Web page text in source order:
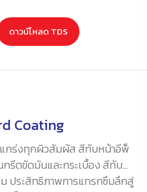
สีใส ประสิทธิภาพการแทรกซึม
ที่ดีเยี่ยม มีความทนทานสูง ทน
นนาน
ดาวน์โหลด TDS
Coating
แกร่งทุกผิวสัมผัส สีทับหน้าอีพ็
รีตขัดมันและกระเบื้อง สีทับ
ประสิทธิภาพการแทรกซึมลึกสู่